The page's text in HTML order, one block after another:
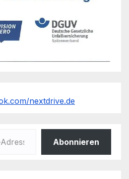
nextdrive.de
Abonnieren